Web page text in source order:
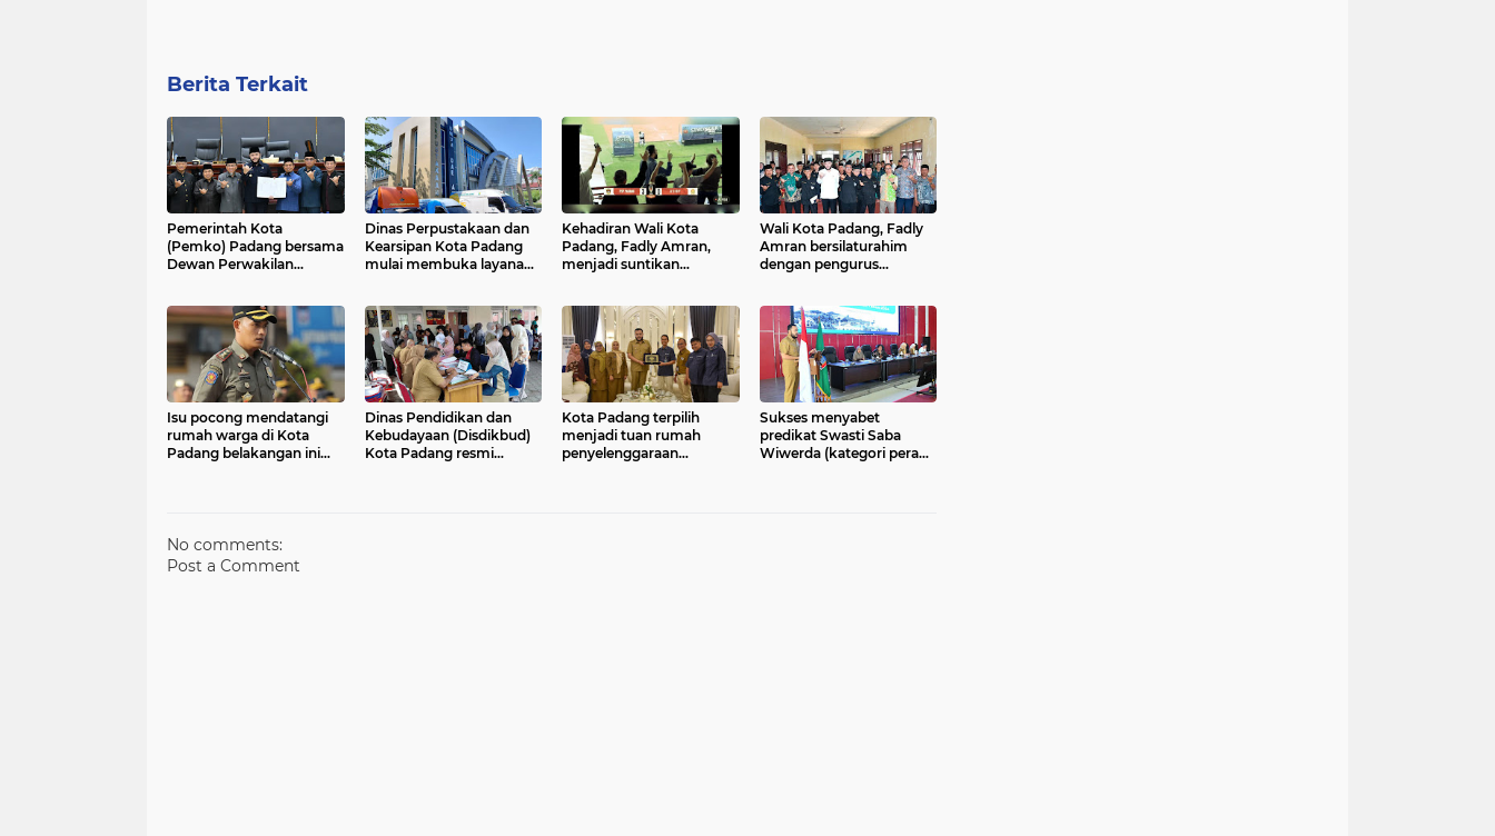
Berita Terkait
Pemerintah Kota
(Pemko) Padang bersama
Dewan Perwakilan
mengesahkan Peraturan
Daerah (Perda) Nomor 5
Tahun 2026 tentang
Penguatan Lembaga Adat
dan Pelestarian Nilai
Budaya Minangkabau
Dinas Perpustakaan dan
Kearsipan Kota Padang
mulai membuka layanan
Kehadiran Wali Kota
Padang, Fadly Amran,
menjadi suntikan
Wali Kota Padang, Fadly
Amran bersilaturahim
dengan pengurus
Kabung (Bungtekab)
Isu pocong mendatangi
rumah warga di Kota
Padang belakangan ini
Dinas Pendidikan dan
Kebudayaan (Disdikbud)
Kota Padang resmi
Kota Padang terpilih
menjadi tuan rumah
penyelenggaraan
Sukses menyabet
predikat Swasti Saba
Wiwerda (kategori perak)
No comments:
Post a Comment